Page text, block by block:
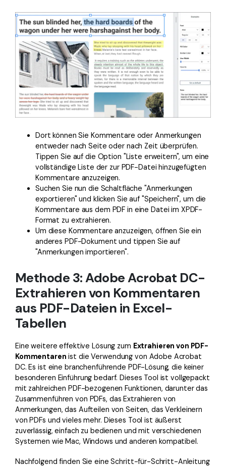
Dort können Sie Kommentare oder Anmerkungen
entweder nach Seite oder nach Zeit überprüfen.
Tippen Sie auf die Option "Liste erweitern", um eine
vollständige Liste der zur PDF-Datei hinzugefügten
Kommentare anzuzeigen.
Suchen Sie nun die Schaltfläche "Anmerkungen
exportieren" und klicken Sie auf "Speichern", um die
Kommentare aus dem PDF in eine Datei im XPDF-
Format zu extrahieren.
Um diese Kommentare anzuzeigen, öffnen Sie ein
anderes PDF-Dokument und tippen Sie auf
"Anmerkungen importieren".
Methode 3: Adobe Acrobat DC-
Extrahieren von Kommentaren
aus PDF-Dateien in Excel-
Tabellen
Eine weitere effektive Lösung zum Extrahieren von PDF-
Kommentaren ist die Verwendung von Adobe Acrobat
DC. Es ist eine branchenführende PDF-Lösung, die keiner
besonderen Einführung bedarf. Dieses Tool ist vollgepackt
mit zahlreichen PDF-bezogenen Funktionen, darunter das
Zusammenführen von PDFs, das Extrahieren von
Anmerkungen, das Aufteilen von Seiten, das Verkleinern
von PDFs und vieles mehr. Dieses Tool ist äußerst
zuverlässig, einfach zu bedienen und mit verschiedenen
Systemen wie Mac, Windows und anderen kompatibel.
Nachfolgend finden Sie eine Schritt-für-Schritt-Anleitung